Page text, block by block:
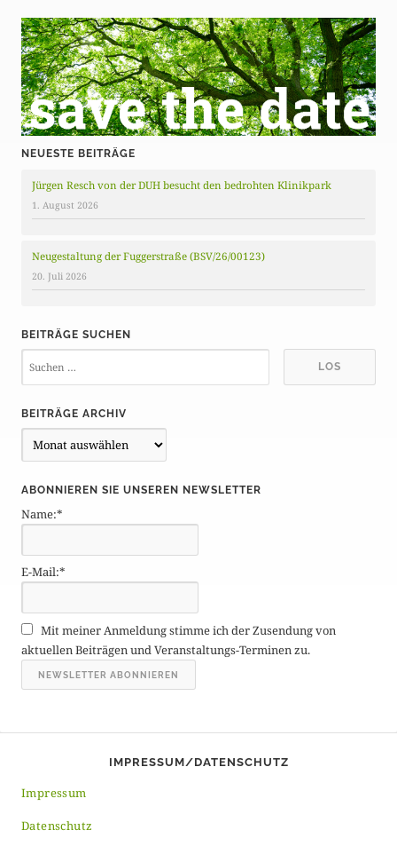
NEUESTE BEITRÄGE
Jürgen Resch von der DUH besucht den bedrohten Klinikpark
1. August 2026
Neugestaltung der Fuggerstraße (BSV/26/00123)
20. Juli 2026
BEITRÄGE SUCHEN
BEITRÄGE ARCHIV
e
t
r
g
e
r
c
h
v
ABONNIEREN SIE UNSEREN NEWSLETTER
Name:*
E-Mail:*
Mit meiner Anmeldung stimme ich der Zusendung von
aktuellen Beiträgen und Veranstaltungs-Terminen zu.
IMPRESSUM/DATENSCHUTZ
Impressum
Datenschutz